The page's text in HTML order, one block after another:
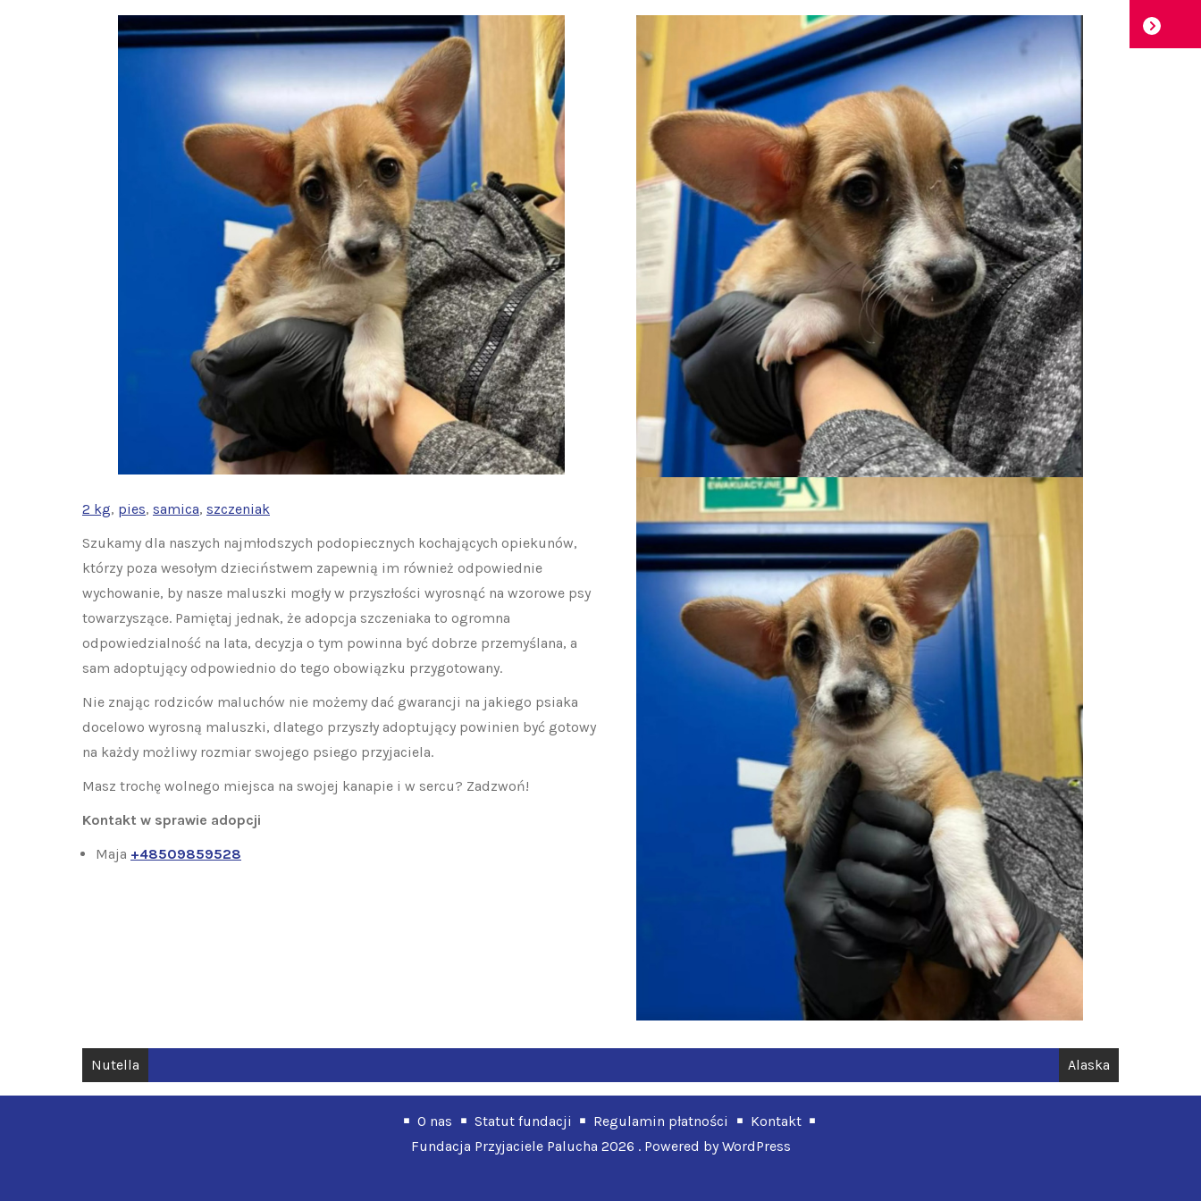
2 kg, pies, samica, szczeniak
Szukamy dla naszych najmłodszych podopiecznych kochających opiekunów,
którzy poza wesołym dzieciństwem zapewnią im również odpowiednie
wychowanie, by nasze maluszki mogły w przyszłości wyrosnąć na wzorowe psy
towarzyszące. Pamiętaj jednak, że adopcja szczeniaka to ogromna
odpowiedzialność na lata, decyzja o tym powinna być dobrze przemyślana, a
sam adoptujący odpowiednio do tego obowiązku przygotowany.
Nie znając rodziców maluchów nie możemy dać gwarancji na jakiego psiaka
docelowo wyrosną maluszki, dlatego przyszły adoptujący powinien być gotowy
na każdy możliwy rozmiar swojego psiego przyjaciela.
Masz trochę wolnego miejsca na swojej kanapie i w sercu? Zadzwoń!
Kontakt w sprawie adopcji
Maja +48509859528
Nawigacja
Nutella Alaska
O nas Statut fundacji Regulamin płatności
Kontakt
Fundacja Przyjaciele Palucha 2026 . Powered by WordPress